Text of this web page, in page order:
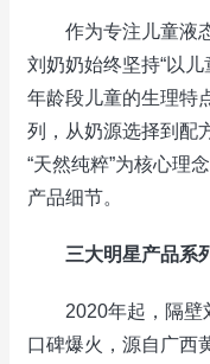
作为专注儿童液态
刘奶奶始终坚持“以
年龄段儿童的生理特
列，从奶源选择到配
“天然纯粹”为核心理
产品细节。
三大明星产品系
2020年起，隔壁
口碑爆火，源自广西